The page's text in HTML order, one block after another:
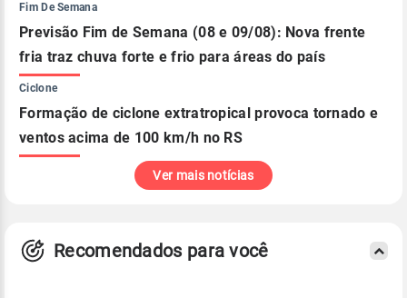
Fim De Semana
Previsão Fim de Semana (08 e 09/08): Nova frente
fria traz chuva forte e frio para áreas do país
Ciclone
Formação de ciclone extratropical provoca tornado e
ventos acima de 100 km/h no RS
Ver mais notícias
Recomendados para você